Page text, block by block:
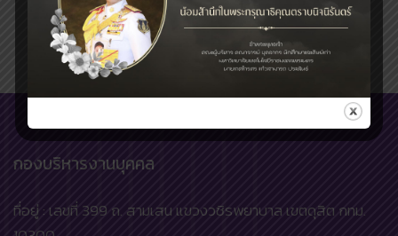
กองบริหารงานบุคคล
ที่อยู่ : เลขที่ 399 ถ. สามเสน แขวงวชิรพยาบาล เขตดุสิต กทม.